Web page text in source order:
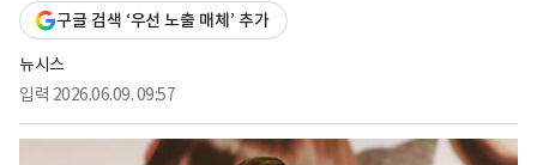
구글 검색 ‘우선 노출 매체’ 추가
뉴시스
입력 2026.06.09. 09:57